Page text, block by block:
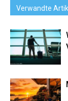
Verwandte